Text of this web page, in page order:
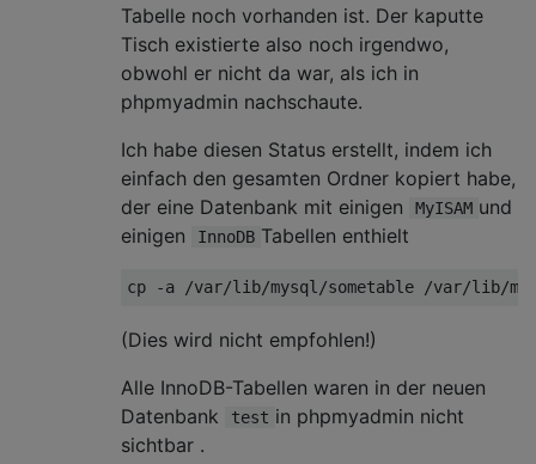
Tabelle noch vorhanden ist. Der kaputte
Tisch existierte also noch irgendwo,
obwohl er nicht da war, als ich in
phpmyadmin nachschaute.
Ich habe diesen Status erstellt, indem ich
einfach den gesamten Ordner kopiert habe,
der eine Datenbank mit einigen
MyISAM und
einigen
InnoDB Tabellen enthielt
(Dies wird nicht empfohlen!)
Alle InnoDB-Tabellen waren in der neuen
Datenbank
test in phpmyadmin nicht
sichtbar .